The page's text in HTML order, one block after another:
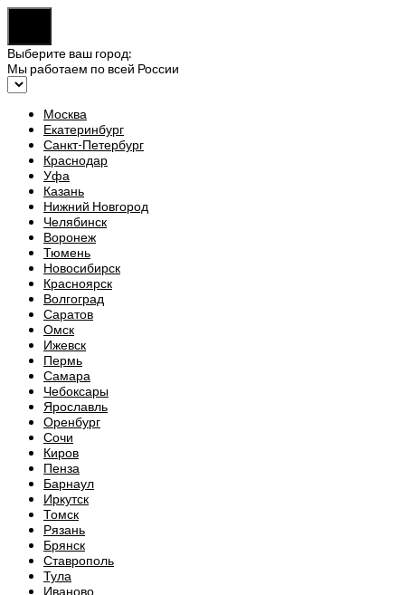
Выберите ваш город:
Мы работаем по всей России
Москва
Екатеринбург
Санкт-Петербург
Краснодар
Уфа
Казань
Нижний Новгород
Челябинск
Воронеж
Тюмень
Новосибирск
Красноярск
Волгоград
Саратов
Омск
Ижевск
Пермь
Самара
Чебоксары
Ярославль
Оренбург
Сочи
Киров
Пенза
Барнаул
Иркутск
Томск
Рязань
Брянск
Ставрополь
Тула
Иваново